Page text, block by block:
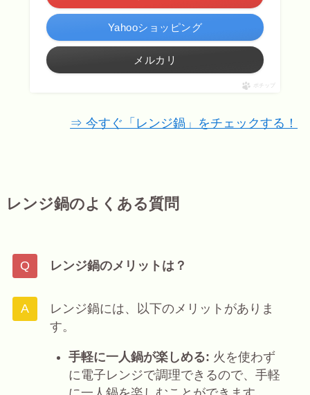
Yahooショッピング
メルカリ
ポチップ
⇒ 今すぐ「レンジ鍋」をチェックする！
レンジ鍋のよくある質問
レンジ鍋のメリットは？
レンジ鍋には、以下のメリットがありま
す。
手軽に一人鍋が楽しめる: 火を使わず
に電子レンジで調理できるので、手軽